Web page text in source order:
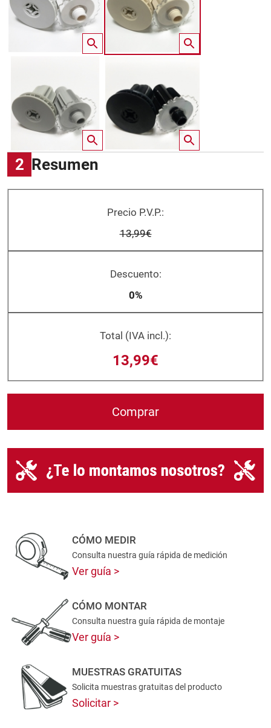
2 Resumen
Precio P.V.P.:
13,99€
Descuento:
0%
Total (IVA incl.):
13,99€
CÓMO MEDIR
Consulta nuestra guía rápida de medición
Ver guía
CÓMO MONTAR
Consulta nuestra guía rápida de montaje
Ver guía
MUESTRAS GRATUITAS
Solicita muestras gratuitas del producto
Solicitar